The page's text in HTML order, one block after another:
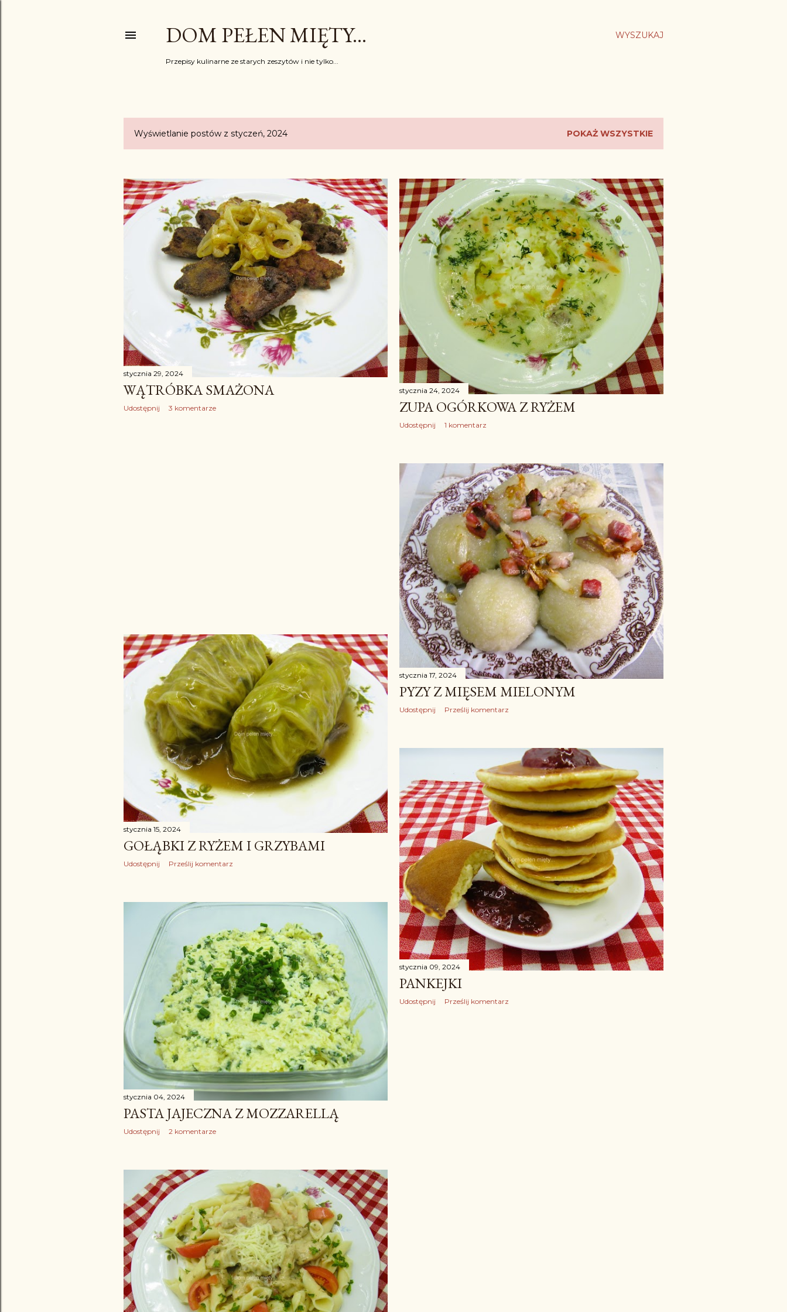
WYSZUKAJ
DOM PEŁEN MIĘTY...
Przepisy kulinarne ze starych zeszytów i nie tylko...
P
s
t
Wyświetlanie postów z styczeń, 2024 POKAŻ WSZYSTKIE
stycznia 29, 2024
WĄTRÓBKA SMAŻONA
Udostępnij 3 komentarze
stycznia 24, 2024
ZUPA OGÓRKOWA Z RYŻEM
Udostępnij 1 komentarz
stycznia 17, 2024
PYZY Z MIĘSEM MIELONYM
Udostępnij Prześlij komentarz
stycznia 15, 2024
GOŁĄBKI Z RYŻEM I GRZYBAMI
Udostępnij Prześlij komentarz
stycznia 09, 2024
PANKEJKI
Udostępnij Prześlij komentarz
stycznia 04, 2024
PASTA JAJECZNA Z MOZZARELLĄ
Udostępnij 2 komentarze